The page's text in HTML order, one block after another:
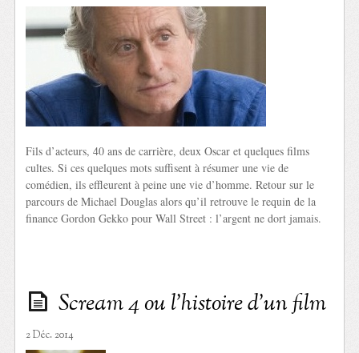
Fils d’acteurs, 40 ans de carrière, deux Oscar et quelques films
cultes. Si ces quelques mots suffisent à résumer une vie de
comédien, ils effleurent à peine une vie d’homme. Retour sur le
parcours de Michael Douglas alors qu’il retrouve le requin de la
finance Gordon Gekko pour Wall Street : l’argent ne dort jamais.
Scream 4 ou l’histoire d’un film
2 Déc. 2014